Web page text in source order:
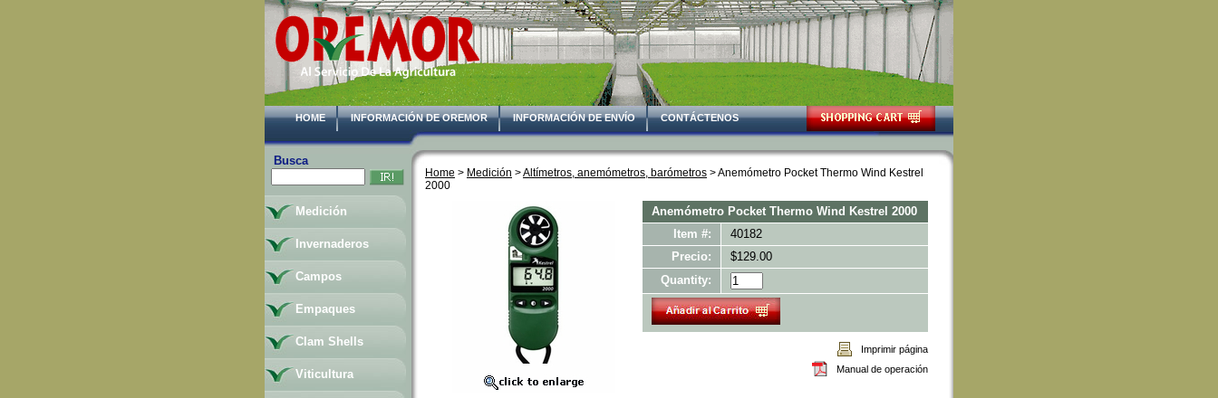
HOME INFORMACIÓN DE OREMOR INFORMACIÓN DE ENVÍO CONTÁCTENOS
Home > Medición >Altímetros, anemómetros, barómetros > Anemómetro Pocket Thermo Wind Kestrel
2000
Anemómetro Pocket Thermo Wind Kestrel 2000
Item #:
40182
Precio:
$129.00
Quantity:
Imprimir página
Manual de operación
Busca
Medición
Invernaderos
Campos
Empaques
Clam Shells
Viticultura